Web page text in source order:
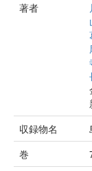
著者
収録物名
巻